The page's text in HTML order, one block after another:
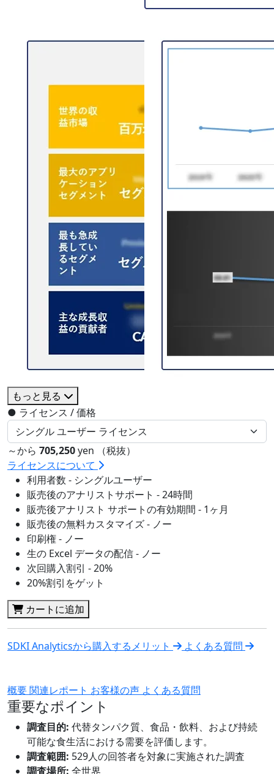
もっと見る
● ライセンス / 価格
～から 705,250yen （税抜）
ライセンスについて
利用者数 - シングルユーザー
販売後のアナリストサポート - 24時間
販売後アナリスト サポートの有効期間 - 1ヶ月
販売後の無料カスタマイズ - ノー
印刷権 - ノー
生の Excel データの配信 - ノー
次回購入割引 - 20%
20%割引をゲット
カートに追加
SDKI Analyticsから購入するメリット よくある質問
概要関連レポート お客様の声 よくある質問
重要なポイント
調査目的: 代替タンパク質、食品・飲料、および持続
可能な食生活における需要を評価します。
調査範囲: 529人の回答者を対象に実施された調査
調査場所: 全世界